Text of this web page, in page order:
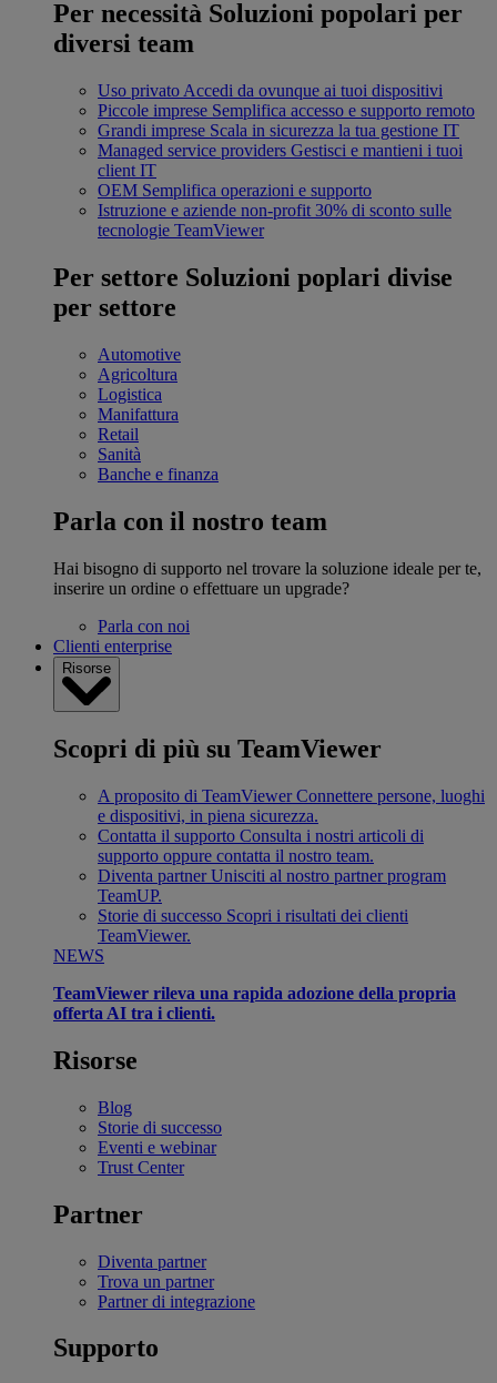
Per necessità Soluzioni popolari per
diversi team
Uso privato Accedi da ovunque ai tuoi dispositivi
Piccole imprese Semplifica accesso e supporto remoto
Grandi imprese Scala in sicurezza la tua gestione IT
Managed service providers Gestisci e mantieni i tuoi
client IT
OEM Semplifica operazioni e supporto
Istruzione e aziende non-profit 30% di sconto sulle
tecnologie TeamViewer
Per settore Soluzioni poplari divise
per settore
Automotive
Agricoltura
Logistica
Manifattura
Retail
Sanità
Banche e finanza
Parla con il nostro team
Hai bisogno di supporto nel trovare la soluzione ideale per te,
inserire un ordine o effettuare un upgrade?
Parla con noi
Clienti enterprise
Risorse
Scopri di più su TeamViewer
A proposito di TeamViewer Connettere persone, luoghi
e dispositivi, in piena sicurezza.
Contatta il supporto Consulta i nostri articoli di
supporto oppure contatta il nostro team.
Diventa partner Unisciti al nostro partner program
TeamUP.
Storie di successo Scopri i risultati dei clienti
TeamViewer.
NEWS
TeamViewer rileva una rapida adozione della propria
offerta AI tra i clienti.
Risorse
Blog
Storie di successo
Eventi e webinar
Trust Center
Partner
Diventa partner
Trova un partner
Partner di integrazione
Supporto